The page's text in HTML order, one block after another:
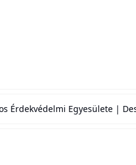
Érdekvédelmi Egyesülete |